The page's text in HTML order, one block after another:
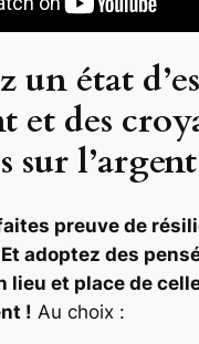
un état
et des
sur l’argent
preuve de
adoptez des
lieu et place de
! Au choix :